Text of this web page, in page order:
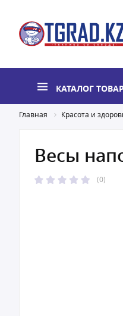
КАТАЛОГ
Главная Красота и
Весы
(0)